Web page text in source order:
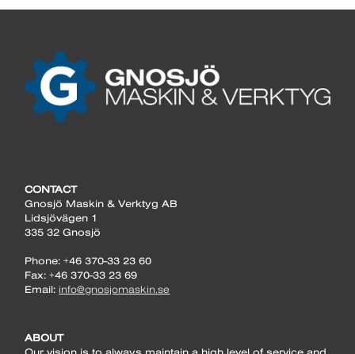
CONTACT
Gnosjö Maskin & Verktyg AB
Lidsjövägen 1
335 32 Gnosjö
Phone: +46 370-33 23 60
Fax: +46 370-33 23 69
Email: info@gnosjomaskin.se
ABOUT